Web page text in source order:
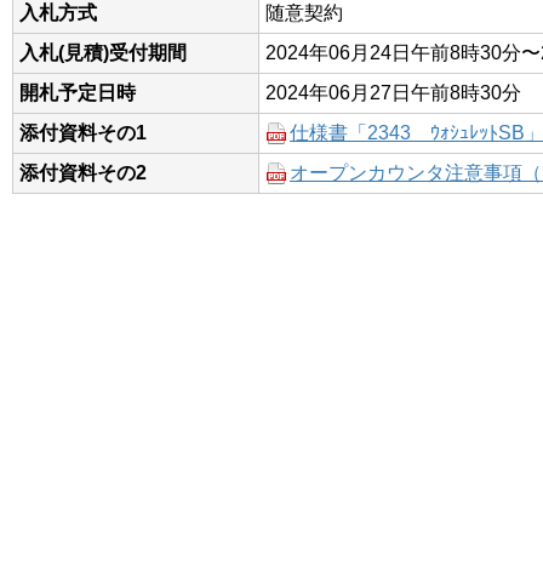
入札方式
随意契約
入札(見積)受付期間
2024年06月24日午前8時30分
開札予定日時
2024年06月27日午前8時30分
添付資料その1
仕様書「2343 ｳｫｼｭﾚｯﾄSB」
添付資料その2
オープンカウンタ注意事項